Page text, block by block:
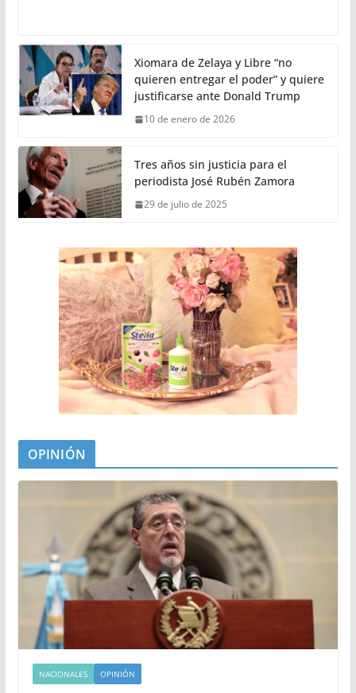
Xiomara de Zelaya y Libre “no
quieren entregar el poder” y quiere
justificarse ante Donald Trump
10 de enero de 2026
Tres años sin justicia para el
periodista José Rubén Zamora
29 de julio de 2025
OPINIÓN
NACIONALES OPINIÓN